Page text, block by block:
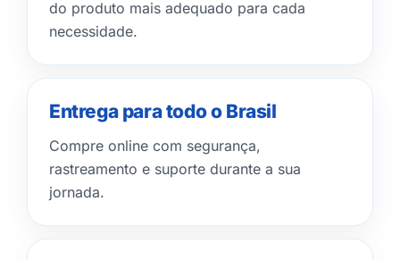
do produto mais adequado para cada
necessidade.
Entrega para todo o Brasil
Compre online com segurança,
rastreamento e suporte durante a sua
jornada.